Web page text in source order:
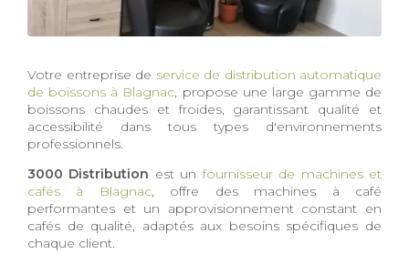
Votre entreprise de service de distribution automatique
de boissons à Blagnac, propose une large gamme de
boissons chaudes et froides, garantissant qualité et
accessibilité dans tous types d'environnements
professionnels.
3000 Distribution est un fournisseur de machines et
cafés à Blagnac, offre des machines à café
performantes et un approvisionnement constant en
cafés de qualité, adaptés aux besoins spécifiques de
chaque client.